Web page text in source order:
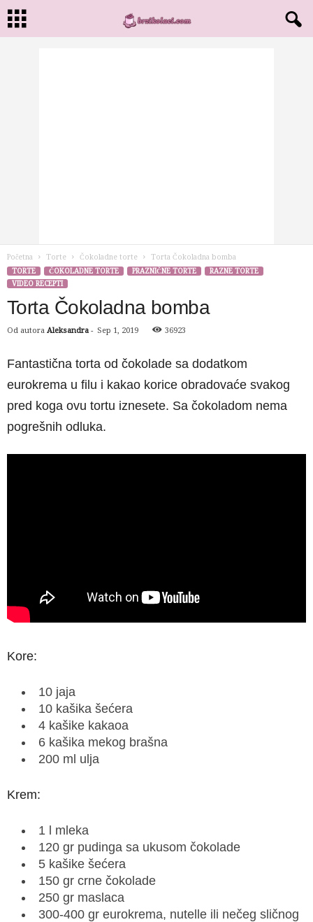
Početna Torte Čokoladne torte
Torta Čokoladna bomba
TORTE
ČOKOLADNE TORTE PRAZNIČNE TORTE
RAZNE TORTE
VIDEO RECEPTI
Torta Čokoladna bomba
Od autora Aleksandra - Sep 1, 2019 36923
Fantastična torta od čokolade sa dodatkom
eurokrema u filu i kakao korice obradovaće svakog
pred koga ovu tortu iznesete. Sa čokoladom nema
pogrešnih odluka.
Kore:
10 jaja
10 kašika šećera
4 kašike kakaoa
6 kašika mekog brašna
200 ml ulja
Krem:
1 l mleka
120 gr pudinga sa ukusom čokolade
5 kašike šećera
150 gr crne čokolade
250 gr maslaca
300-400 gr eurokrema, nutelle ili nečeg sličnog